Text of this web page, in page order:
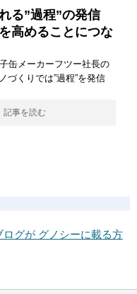
る”過程”の発信
高めることにつな
缶メーカーフツー社長の
くりでは”過程”を発信
記事を読む
グが グノシーに載る方